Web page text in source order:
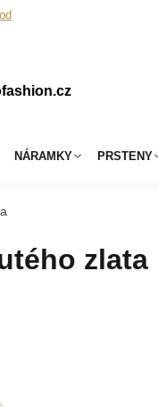
NÁRAMKY PRSTENY
zlata